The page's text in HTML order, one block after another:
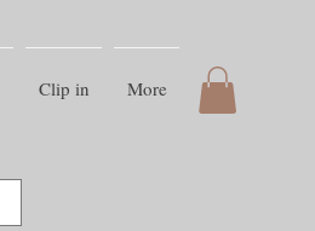
Clip in More